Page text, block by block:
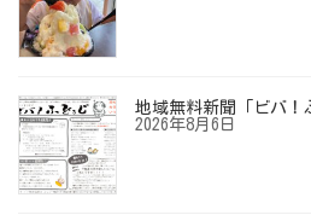
地域無料新聞「ビバ！
2026年8月6日